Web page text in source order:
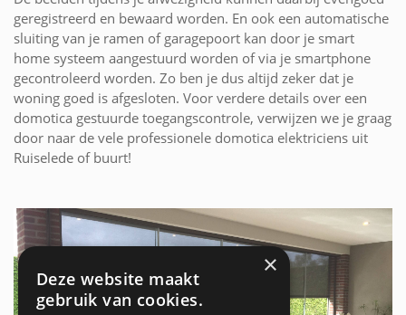
geregistreerd en bewaard worden. En ook een automatische
sluiting van je ramen of garagepoort kan door je smart
home systeem aangestuurd worden of via je smartphone
gecontroleerd worden. Zo ben je dus altijd zeker dat je
woning goed is afgesloten. Voor verdere details over een
domotica gestuurde toegangscontrole, verwijzen we je graag
door naar de vele professionele domotica elektriciens uit
Ruiselede of buurt!
×
Deze website maakt
gebruik van cookies.